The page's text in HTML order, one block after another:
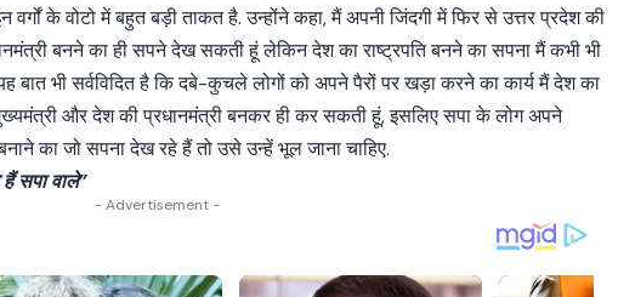
के वोटो में बहुत बड़ी ताकत है. उन्होंने कहा, मैं अपनी जिंदगी में फिर से उत्तर प्रदेश की
बनने का ही सपने देख सकती हूं लेकिन देश का राष्ट्रपति बनने का सपना मैं कभी भी
बात भी सर्वविदित है कि दबे-कुचले लोगों को अपने पैरों पर खड़ा करने का कार्य मैं देश का
और देश की प्रधानमंत्री बनकर ही कर सकती हूं, इसलिए सपा के लोग अपने
का जो सपना देख रहे हैं तो उसे उन्हें भूल जाना चाहिए.
सपा वाले”
- Advertisement -